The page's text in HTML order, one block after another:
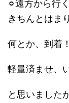
⚪︎遠方から行
きちんとはま
何とか、到着！
軽量済ませ、
と思いました